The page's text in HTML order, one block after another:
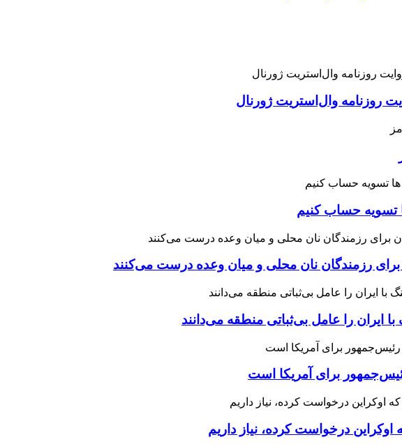
روزنامه وال‌استریت ژورنال
تسویه حساب کنیم
برای رزمندگان نان محلی و میان وعده درست می‌کنند
ایران را عامل بی‌ثباتی منطقه می‌دانند
برای آمریکا است
درخواست کرده، نیاز داریم